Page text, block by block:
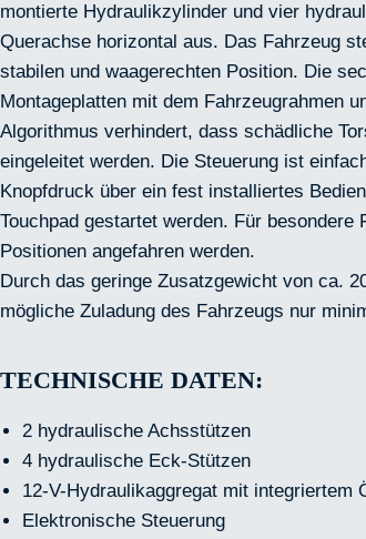
montierte Hydraulikzylinder und vier
Querachse horizontal aus. Das Fahrzeug
stabilen und waagerechten Position. Die
Montageplatten mit dem Fahrzeugrahmen
Algorithmus verhindert, dass schädliche
eingeleitet werden. Die Steuerung ist
Knopfdruck über ein fest installiertes
Touchpad gestartet werden. Für
Positionen angefahren werden.
Durch das geringe Zusatzgewicht von ca.
mögliche Zuladung des Fahrzeugs nur
TECHNISCHE DATEN:
2 hydraulische Achsstützen
4 hydraulische Eck-Stützen
12-V-Hydraulikaggregat mit integriertem
Elektronische Steuerung